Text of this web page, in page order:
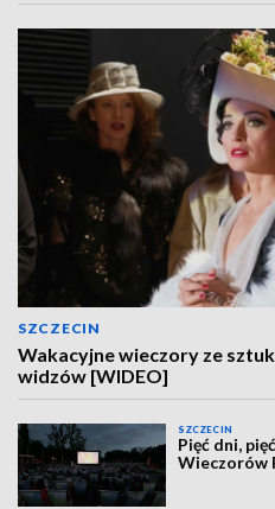
SZCZECIN
Wakacyjne wieczory ze
widzów [WIDEO]
SZCZECIN
Pięć dni,
Wieczorów